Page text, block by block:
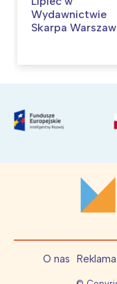
Wydawnictwie
Skarpa
O nas Reklama